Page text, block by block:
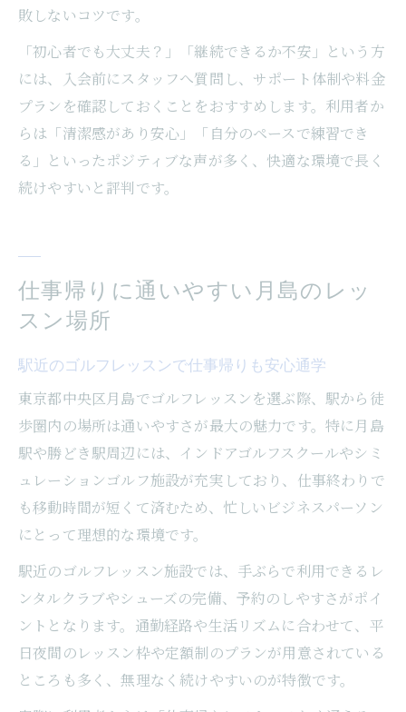
敗しないコツです。
「初心者でも大丈夫？」「継続できるか不安」という方
には、入会前にスタッフへ質問し、サポート体制や料金
プランを確認しておくことをおすすめします。利用者か
らは「清潔感があり安心」「自分のペースで練習でき
る」といったポジティブな声が多く、快適な環境で長く
続けやすいと評判です。
仕事帰りに通いやすい月島のレッ
スン場所
駅近のゴルフレッスンで仕事帰りも安心通学
東京都中央区月島でゴルフレッスンを選ぶ際、駅から徒
歩圏内の場所は通いやすさが最大の魅力です。特に月島
駅や勝どき駅周辺には、インドアゴルフスクールやシミ
ュレーションゴルフ施設が充実しており、仕事終わりで
も移動時間が短くて済むため、忙しいビジネスパーソン
にとって理想的な環境です。
駅近のゴルフレッスン施設では、手ぶらで利用できるレ
ンタルクラブやシューズの完備、予約のしやすさがポイ
ントとなります。通勤経路や生活リズムに合わせて、平
日夜間のレッスン枠や定額制のプランが用意されている
ところも多く、無理なく続けやすいのが特徴です。